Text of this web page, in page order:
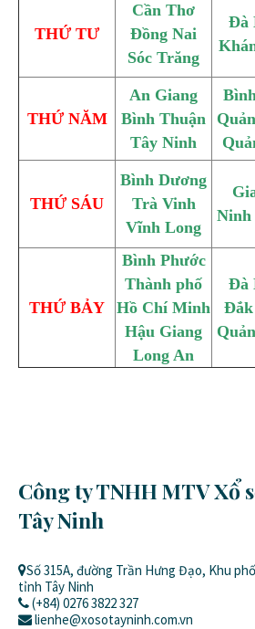
THỨ TƯ
Cần Thơ
Đồng Nai
Sóc Trăng
Đà
THỨ NĂM
An Giang
Bình Thuận
Tây Ninh
THỨ SÁU
Bình Dương
Trà Vinh
Vĩnh Long
Ninh
THỨ BẢY
Bình Phước
Thành phố
Hồ Chí Minh
Hậu Giang
Long An
Đà
Đắk
Công ty TNHH MTV Xổ
Tây Ninh
Số 315A, đường Trần Hưng Đạo, Khu
tỉnh Tây Ninh
(+84) 0276 3822 327
lienhe@xosotayninh.com.vn